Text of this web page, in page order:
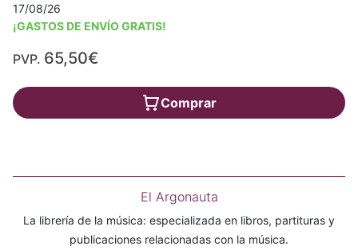
17/08/26
¡GASTOS DE ENVÍO GRATIS!
PVP. 65,50€
Comprar
El Argonauta
La librería de la música: especializada en libros, partituras y
publicaciones relacionadas con la música.